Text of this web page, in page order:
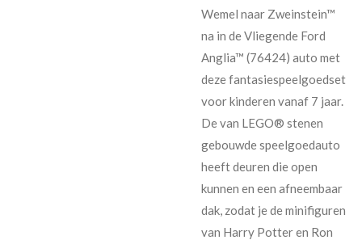
Wemel naar Zweinstein™
na in de Vliegende Ford
Anglia™ (76424) auto met
deze fantasiespeelgoedset
voor kinderen vanaf 7 jaar.
De van LEGO® stenen
gebouwde speelgoedauto
heeft deuren die open
kunnen en een afneembaar
dak, zodat je de minifiguren
van Harry Potter en Ron